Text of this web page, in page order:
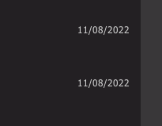
11/08/2022
11/08/2022